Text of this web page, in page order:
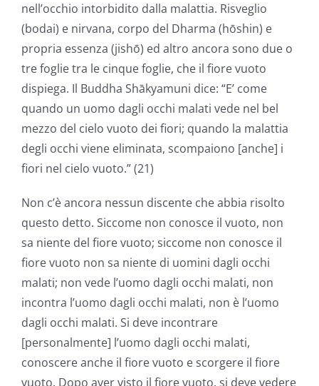
nell’occhio intorbidito dalla malattia. Risveglio
(bodai) e nirvana, corpo del Dharma (hōshin) e
propria essenza (jishō) ed altro ancora sono due o
tre foglie tra le cinque foglie, che il fiore vuoto
dispiega. Il Buddha Shākyamuni dice: “E’ come
quando un uomo dagli occhi malati vede nel bel
mezzo del cielo vuoto dei fiori; quando la malattia
degli occhi viene eliminata, scompaiono [anche] i
fiori nel cielo vuoto.” (21)
Non c’è ancora nessun discente che abbia risolto
questo detto. Siccome non conosce il vuoto, non
sa niente del fiore vuoto; siccome non conosce il
fiore vuoto non sa niente di uomini dagli occhi
malati; non vede l’uomo dagli occhi malati, non
incontra l’uomo dagli occhi malati, non è l’uomo
dagli occhi malati. Si deve incontrare
[personalmente] l’uomo dagli occhi malati,
conoscere anche il fiore vuoto e scorgere il fiore
vuoto. Dopo aver visto il fiore vuoto, si deve vedere